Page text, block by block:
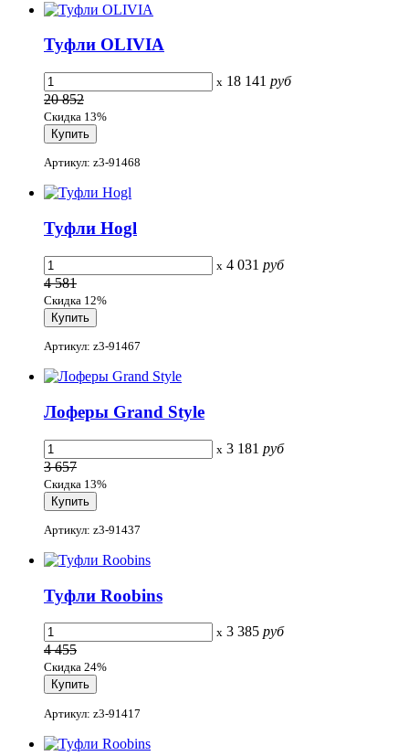
Туфли OLIVIA
x 18 141 руб
20 852
Скидка 13%
Артикул: z3-91468
Туфли Hogl
x 4 031 руб
4 581
Скидка 12%
Артикул: z3-91467
Лоферы Grand Style
x 3 181 руб
3 657
Скидка 13%
Артикул: z3-91437
Туфли Roobins
x 3 385 руб
4 455
Скидка 24%
Артикул: z3-91417